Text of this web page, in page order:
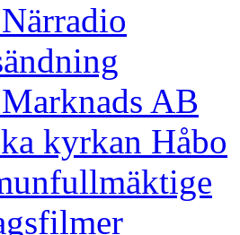
AB
kyrkan Håbo